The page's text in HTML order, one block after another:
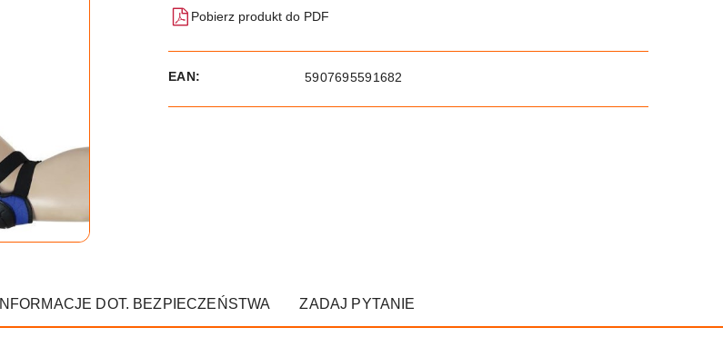
Pobierz produkt do PDF
EAN: 5907695591682
INFORMACJE DOT. BEZPIECZEŃSTWA ZADAJ PYTANIE